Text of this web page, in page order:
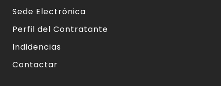
Sede Electrónica
Perfil del Contratante
Indidencias
Contactar